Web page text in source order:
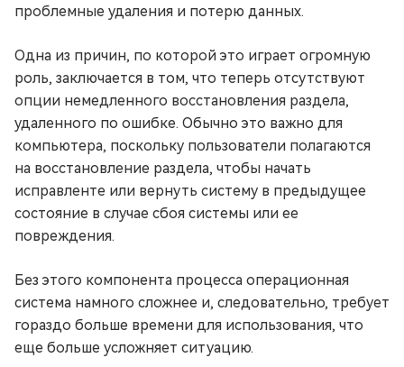
проблемные удаления и потерю данных.
Одна из причин, по которой это играет огромную
роль, заключается в том, что теперь отсутствуют
опции немедленного восстановления раздела,
удаленного по ошибке. Обычно это важно для
компьютера, поскольку пользователи полагаются
на восстановление раздела, чтобы начать
исправленте или вернуть систему в предыдущее
состояние в случае сбоя системы или ее
повреждения.
Без этого компонента процесса операционная
система намного сложнее и, следовательно, требует
гораздо больше времени для использования, что
еще больше усложняет ситуацию.